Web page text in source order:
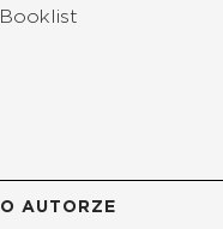
Booklist
O AUTORZE